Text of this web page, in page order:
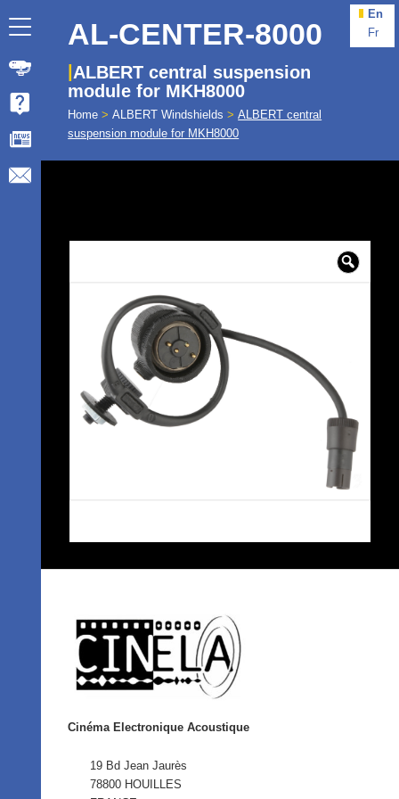
En
Fr
AL-CENTER-8000
ALBERT central suspension
module for MKH8000
Home > ALBERT Windshields > ALBERT central
suspension module for MKH8000
Cinéma Electronique Acoustique
19 Bd Jean Jaurès
78800 HOUILLES